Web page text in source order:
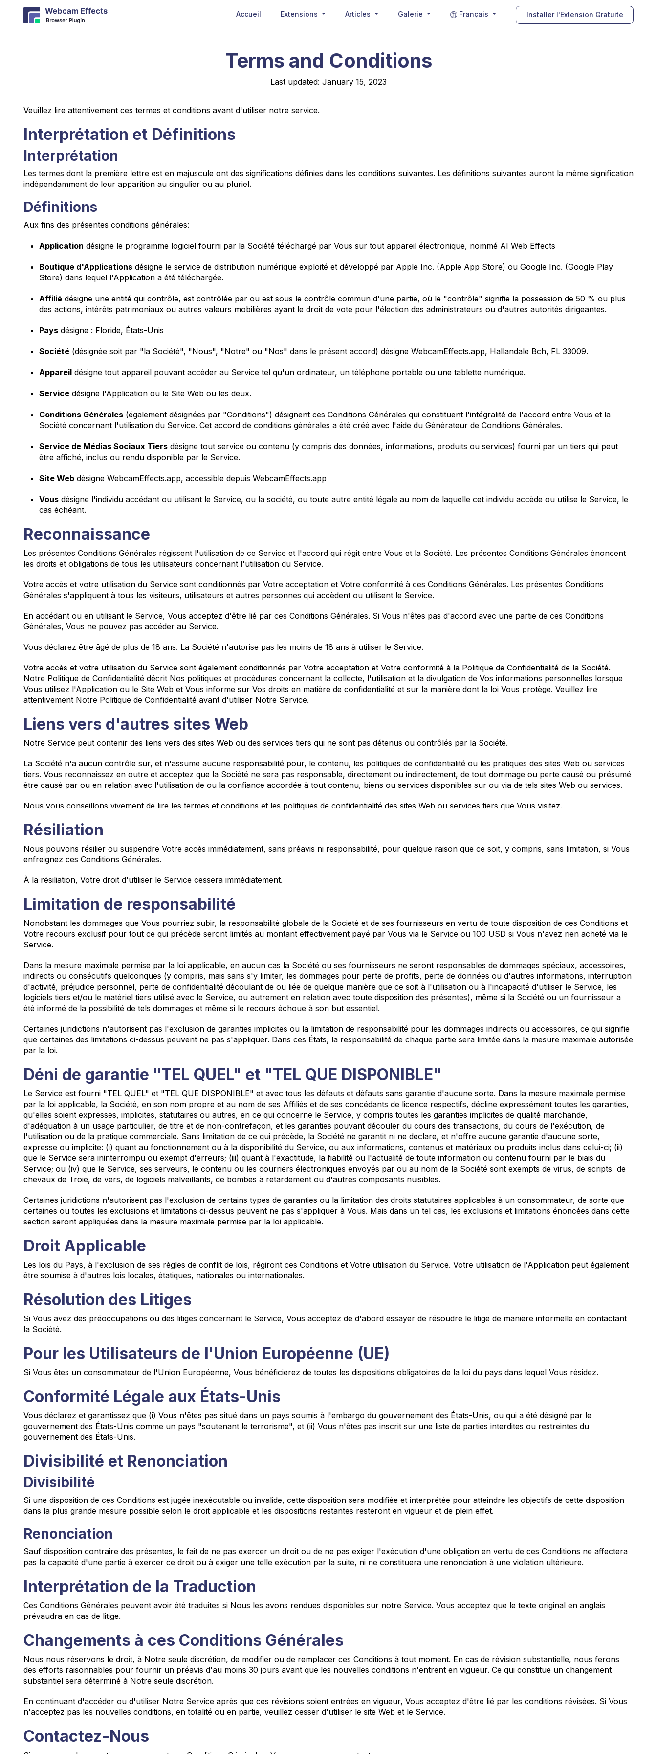
Accueil Extensions Articles Galerie Français Installer l'Extension Gratuite
Terms and Conditions
Last updated: January 15, 2023
Veuillez lire attentivement ces termes et conditions avant d'utiliser notre service.
Interprétation et Définitions
Interprétation
Les termes dont la première lettre est en majuscule ont des significations définies dans les conditions suivantes. Les définitions suivantes auront la même signification
indépendamment de leur apparition au singulier ou au pluriel.
Définitions
Aux fins des présentes conditions générales:
Application désigne le programme logiciel fourni par la Société téléchargé par Vous sur tout appareil électronique, nommé AI Web Effects
Boutique d'Applications désigne le service de distribution numérique exploité et développé par Apple Inc. (Apple App Store) ou Google Inc. (Google Play
Store) dans lequel l'Application a été téléchargée.
Affilié désigne une entité qui contrôle, est contrôlée par ou est sous le contrôle commun d'une partie, où le "contrôle" signifie la possession de 50 % ou plus
des actions, intérêts patrimoniaux ou autres valeurs mobilières ayant le droit de vote pour l'élection des administrateurs ou d'autres autorités dirigeantes.
Pays désigne : Floride, États-Unis
Société (désignée soit par "la Société", "Nous", "Notre" ou "Nos" dans le présent accord) désigne WebcamEffects.app, Hallandale Bch, FL 33009.
Appareil désigne tout appareil pouvant accéder au Service tel qu'un ordinateur, un téléphone portable ou une tablette numérique.
Service désigne l'Application ou le Site Web ou les deux.
Conditions Générales (également désignées par "Conditions") désignent ces Conditions Générales qui constituent l'intégralité de l'accord entre Vous et la
Société concernant l'utilisation du Service. Cet accord de conditions générales a été créé avec l'aide du Générateur de Conditions Générales.
Service de Médias Sociaux Tiers désigne tout service ou contenu (y compris des données, informations, produits ou services) fourni par un tiers qui peut
être affiché, inclus ou rendu disponible par le Service.
Site Web désigne WebcamEffects.app, accessible depuis WebcamEffects.app
Vous désigne l'individu accédant ou utilisant le Service, ou la société, ou toute autre entité légale au nom de laquelle cet individu accède ou utilise le Service, le
cas échéant.
Reconnaissance
Les présentes Conditions Générales régissent l'utilisation de ce Service et l'accord qui régit entre Vous et la Société. Les présentes Conditions Générales énoncent
les droits et obligations de tous les utilisateurs concernant l'utilisation du Service.
Votre accès et votre utilisation du Service sont conditionnés par Votre acceptation et Votre conformité à ces Conditions Générales. Les présentes Conditions
Générales s'appliquent à tous les visiteurs, utilisateurs et autres personnes qui accèdent ou utilisent le Service.
En accédant ou en utilisant le Service, Vous acceptez d'être lié par ces Conditions Générales. Si Vous n'êtes pas d'accord avec une partie de ces Conditions
Générales, Vous ne pouvez pas accéder au Service.
Vous déclarez être âgé de plus de 18 ans. La Société n'autorise pas les moins de 18 ans à utiliser le Service.
Votre accès et votre utilisation du Service sont également conditionnés par Votre acceptation et Votre conformité à la Politique de Confidentialité de la Société.
Notre Politique de Confidentialité décrit Nos politiques et procédures concernant la collecte, l'utilisation et la divulgation de Vos informations personnelles lorsque
Vous utilisez l'Application ou le Site Web et Vous informe sur Vos droits en matière de confidentialité et sur la manière dont la loi Vous protège. Veuillez lire
attentivement Notre Politique de Confidentialité avant d'utiliser Notre Service.
Liens vers d'autres sites Web
Notre Service peut contenir des liens vers des sites Web ou des services tiers qui ne sont pas détenus ou contrôlés par la Société.
La Société n'a aucun contrôle sur, et n'assume aucune responsabilité pour, le contenu, les politiques de confidentialité ou les pratiques des sites Web ou services
tiers. Vous reconnaissez en outre et acceptez que la Société ne sera pas responsable, directement ou indirectement, de tout dommage ou perte causé ou présumé
être causé par ou en relation avec l'utilisation de ou la confiance accordée à tout contenu, biens ou services disponibles sur ou via de tels sites Web ou services.
Nous vous conseillons vivement de lire les termes et conditions et les politiques de confidentialité des sites Web ou services tiers que Vous visitez.
Résiliation
Nous pouvons résilier ou suspendre Votre accès immédiatement, sans préavis ni responsabilité, pour quelque raison que ce soit, y compris, sans limitation, si Vous
enfreignez ces Conditions Générales.
À la résiliation, Votre droit d'utiliser le Service cessera immédiatement.
Limitation de responsabilité
Nonobstant les dommages que Vous pourriez subir, la responsabilité globale de la Société et de ses fournisseurs en vertu de toute disposition de ces Conditions et
Votre recours exclusif pour tout ce qui précède seront limités au montant effectivement payé par Vous via le Service ou 100 USD si Vous n'avez rien acheté via le
Service.
Dans la mesure maximale permise par la loi applicable, en aucun cas la Société ou ses fournisseurs ne seront responsables de dommages spéciaux, accessoires,
indirects ou consécutifs quelconques (y compris, mais sans s'y limiter, les dommages pour perte de profits, perte de données ou d'autres informations, interruption
d'activité, préjudice personnel, perte de confidentialité découlant de ou liée de quelque manière que ce soit à l'utilisation ou à l'incapacité d'utiliser le Service, les
logiciels tiers et/ou le matériel tiers utilisé avec le Service, ou autrement en relation avec toute disposition des présentes), même si la Société ou un fournisseur a
été informé de la possibilité de tels dommages et même si le recours échoue à son but essentiel.
Certaines juridictions n'autorisent pas l'exclusion de garanties implicites ou la limitation de responsabilité pour les dommages indirects ou accessoires, ce qui signifie
que certaines des limitations ci-dessus peuvent ne pas s'appliquer. Dans ces États, la responsabilité de chaque partie sera limitée dans la mesure maximale autorisée
par la loi.
Déni de garantie "TEL QUEL" et "TEL QUE DISPONIBLE"
Le Service est fourni "TEL QUEL" et "TEL QUE DISPONIBLE" et avec tous les défauts et défauts sans garantie d'aucune sorte. Dans la mesure maximale permise
par la loi applicable, la Société, en son nom propre et au nom de ses Affiliés et de ses concédants de licence respectifs, décline expressément toutes les garanties,
qu'elles soient expresses, implicites, statutaires ou autres, en ce qui concerne le Service, y compris toutes les garanties implicites de qualité marchande,
d'adéquation à un usage particulier, de titre et de non-contrefaçon, et les garanties pouvant découler du cours des transactions, du cours de l'exécution, de
l'utilisation ou de la pratique commerciale. Sans limitation de ce qui précède, la Société ne garantit ni ne déclare, et n'offre aucune garantie d'aucune sorte,
expresse ou implicite: (i) quant au fonctionnement ou à la disponibilité du Service, ou aux informations, contenus et matériaux ou produits inclus dans celui-ci; (ii)
que le Service sera ininterrompu ou exempt d'erreurs; (iii) quant à l'exactitude, la fiabilité ou l'actualité de toute information ou contenu fourni par le biais du
Service; ou (iv) que le Service, ses serveurs, le contenu ou les courriers électroniques envoyés par ou au nom de la Société sont exempts de virus, de scripts, de
chevaux de Troie, de vers, de logiciels malveillants, de bombes à retardement ou d'autres composants nuisibles.
Certaines juridictions n'autorisent pas l'exclusion de certains types de garanties ou la limitation des droits statutaires applicables à un consommateur, de sorte que
certaines ou toutes les exclusions et limitations ci-dessus peuvent ne pas s'appliquer à Vous. Mais dans un tel cas, les exclusions et limitations énoncées dans cette
section seront appliquées dans la mesure maximale permise par la loi applicable.
Droit Applicable
Les lois du Pays, à l'exclusion de ses règles de conflit de lois, régiront ces Conditions et Votre utilisation du Service. Votre utilisation de l'Application peut également
être soumise à d'autres lois locales, étatiques, nationales ou internationales.
Résolution des Litiges
Si Vous avez des préoccupations ou des litiges concernant le Service, Vous acceptez de d'abord essayer de résoudre le litige de manière informelle en contactant
la Société.
Pour les Utilisateurs de l'Union Européenne (UE)
Si Vous êtes un consommateur de l'Union Européenne, Vous bénéficierez de toutes les dispositions obligatoires de la loi du pays dans lequel Vous résidez.
Conformité Légale aux États-Unis
Vous déclarez et garantissez que (i) Vous n'êtes pas situé dans un pays soumis à l'embargo du gouvernement des États-Unis, ou qui a été désigné par le
gouvernement des États-Unis comme un pays "soutenant le terrorisme", et (ii) Vous n'êtes pas inscrit sur une liste de parties interdites ou restreintes du
gouvernement des États-Unis.
Divisibilité et Renonciation
Divisibilité
Si une disposition de ces Conditions est jugée inexécutable ou invalide, cette disposition sera modifiée et interprétée pour atteindre les objectifs de cette disposition
dans la plus grande mesure possible selon le droit applicable et les dispositions restantes resteront en vigueur et de plein effet.
Renonciation
Sauf disposition contraire des présentes, le fait de ne pas exercer un droit ou de ne pas exiger l'exécution d'une obligation en vertu de ces Conditions ne affectera
pas la capacité d'une partie à exercer ce droit ou à exiger une telle exécution par la suite, ni ne constituera une renonciation à une violation ultérieure.
Interprétation de la Traduction
Ces Conditions Générales peuvent avoir été traduites si Nous les avons rendues disponibles sur notre Service. Vous acceptez que le texte original en anglais
prévaudra en cas de litige.
Changements à ces Conditions Générales
Nous nous réservons le droit, à Notre seule discrétion, de modifier ou de remplacer ces Conditions à tout moment. En cas de révision substantielle, nous ferons
des efforts raisonnables pour fournir un préavis d'au moins 30 jours avant que les nouvelles conditions n'entrent en vigueur. Ce qui constitue un changement
substantiel sera déterminé à Notre seule discrétion.
En continuant d'accéder ou d'utiliser Notre Service après que ces révisions soient entrées en vigueur, Vous acceptez d'être lié par les conditions révisées. Si Vous
n'acceptez pas les nouvelles conditions, en totalité ou en partie, veuillez cesser d'utiliser le site Web et le Service.
Contactez-Nous